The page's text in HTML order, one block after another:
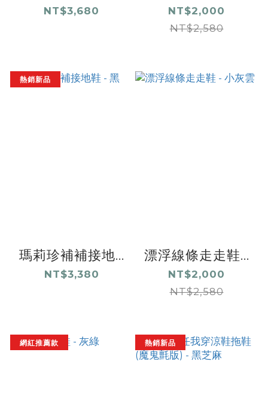
NT$3,680
NT$2,000
NT$2,580
熱銷新品
瑪莉珍補補接地...
NT$3,380
漂浮線條走走鞋...
NT$2,000
NT$2,580
網紅推薦款 熱銷新品